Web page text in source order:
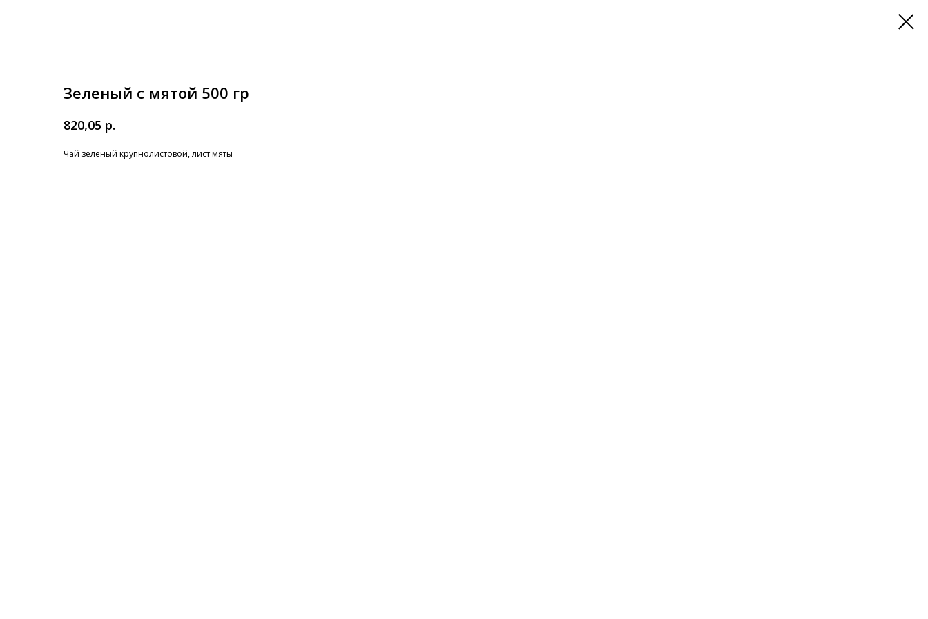
Зеленый с мятой 500 гр
820,05 р.
Чай зеленый крупнолистовой, лист мяты